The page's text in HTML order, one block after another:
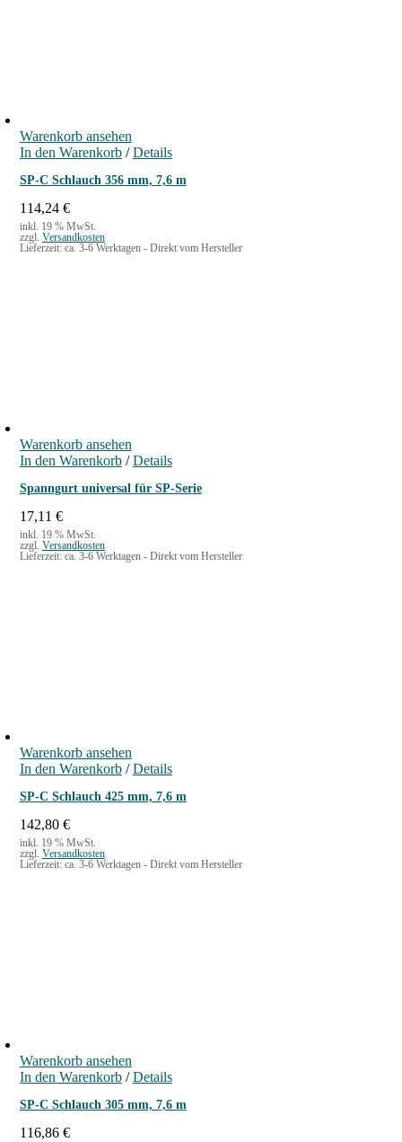
Warenkorb ansehen
In den Warenkorb / Details
SP-C Schlauch 356 mm, 7,6 m
114,24 €
inkl. 19 % MwSt.
zzgl. Versandkosten
Lieferzeit: ca. 3-6 Werktagen - Direkt vom Hersteller
Warenkorb ansehen
In den Warenkorb / Details
Spanngurt universal für SP-Serie
17,11 €
inkl. 19 % MwSt.
zzgl. Versandkosten
Lieferzeit: ca. 3-6 Werktagen - Direkt vom Hersteller
Warenkorb ansehen
In den Warenkorb / Details
SP-C Schlauch 425 mm, 7,6 m
142,80 €
inkl. 19 % MwSt.
zzgl. Versandkosten
Lieferzeit: ca. 3-6 Werktagen - Direkt vom Hersteller
Warenkorb ansehen
In den Warenkorb / Details
SP-C Schlauch 305 mm, 7,6 m
116,86 €